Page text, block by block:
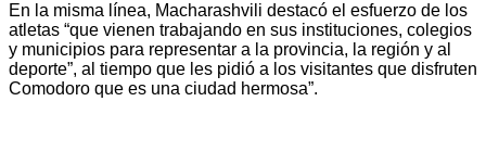
En la misma línea, Macharashvili destacó el esfuerzo de los
atletas “que vienen trabajando en sus instituciones, colegios
y municipios para representar a la provincia, la región y al
deporte”, al tiempo que les pidió a los visitantes que disfruten
Comodoro que es una ciudad hermosa”.